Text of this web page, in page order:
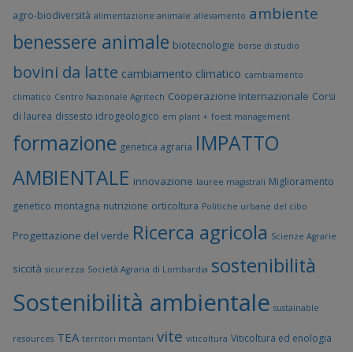
agro-biodiversità alimentazione animale allevamento ambiente
benessere animale biotecnologie borse di studio
bovini da latte cambiamento climatico cambiamento
climatico Centro Nazionale Agritech Cooperazione Internazionale Corsi
di laurea dissesto idrogeologico em plant + foest management
formazione genetica agraria IMPATTO
AMBIENTALE innovazione lauree magistrali Miglioramento
genetico montagna nutrizione orticoltura Politiche urbane del cibo
Progettazione del verde Ricerca agricola Scienze Agrarie
siccità sicurezza Società Agraria di Lombardia sostenibilità
Sostenibilità ambientale sustainable
resources TEA territori montani vite viticoltura Viticoltura ed enologia